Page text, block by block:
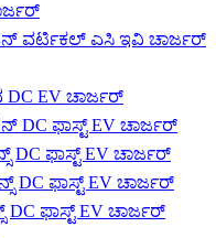
ವರ್ಟಿಕಲ್ ಎಸಿ ಇವಿ ಚಾರ್ಜರ್
DC EV ಚಾರ್ಜರ್
DC ಫಾಸ್ಟ್ EV ಚಾರ್ಜರ್
DC ಫಾಸ್ಟ್ EV ಚಾರ್ಜರ್
DC ಫಾಸ್ಟ್ EV ಚಾರ್ಜರ್
DC ಫಾಸ್ಟ್ EV ಚಾರ್ಜರ್